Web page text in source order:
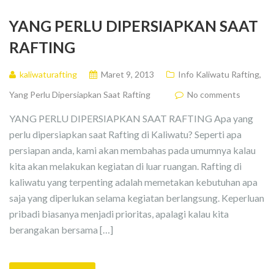
YANG PERLU DIPERSIAPKAN SAAT
RAFTING
kaliwaturafting Maret 9, 2013 Info Kaliwatu Rafting,
Yang Perlu Dipersiapkan Saat Rafting
No comments
YANG PERLU DIPERSIAPKAN SAAT RAFTING Apa yang
perlu dipersiapkan saat Rafting di Kaliwatu? Seperti apa
persiapan anda, kami akan membahas pada umumnya kalau
kita akan melakukan kegiatan di luar ruangan. Rafting di
kaliwatu yang terpenting adalah memetakan kebutuhan apa
saja yang diperlukan selama kegiatan berlangsung. Keperluan
pribadi biasanya menjadi prioritas, apalagi kalau kita
berangakan bersama […]